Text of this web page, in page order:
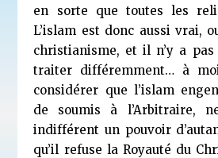
en sorte que toutes les
L’islam est donc aussi vrai,
christianisme, et il n’y a
traiter différemment… à
considérer que l’islam
de soumis à l’Arbitraire,
indifférent un pouvoir
qu’il refuse la Royauté du